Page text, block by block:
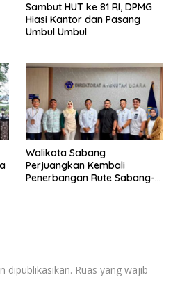
Sambut HUT ke 81 RI, DPMG
Hiasi Kantor dan Pasang
Umbul Umbul
Walikota Sabang
Perjuangkan Kembali
Penerbangan Rute Sabang-
dipublikasikan. Ruas yang wajib